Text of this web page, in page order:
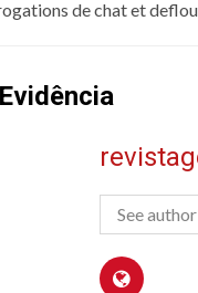
de chat et
See